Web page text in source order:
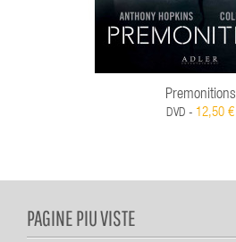
Premonitions
DVD - 12,50 €
PAGINE PIU VISTE